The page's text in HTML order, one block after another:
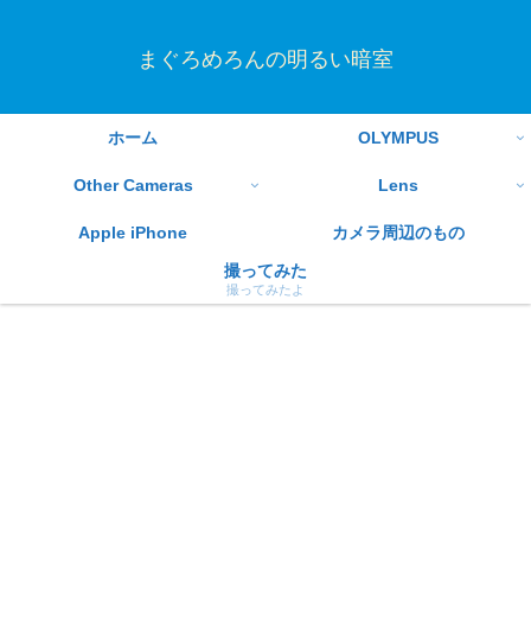
まぐろめろんの明るい暗室
ホーム OLYMPUS
Other Cameras Lens
Apple iPhone
カメラ周辺のもの
撮ってみた
撮ってみたよ